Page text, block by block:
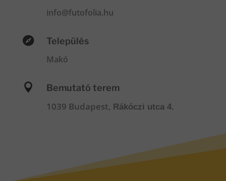
info@futofolia.hu
 Település
Makó
 Bemutató terem
1039 Budapest, Rákóczi utca 4.